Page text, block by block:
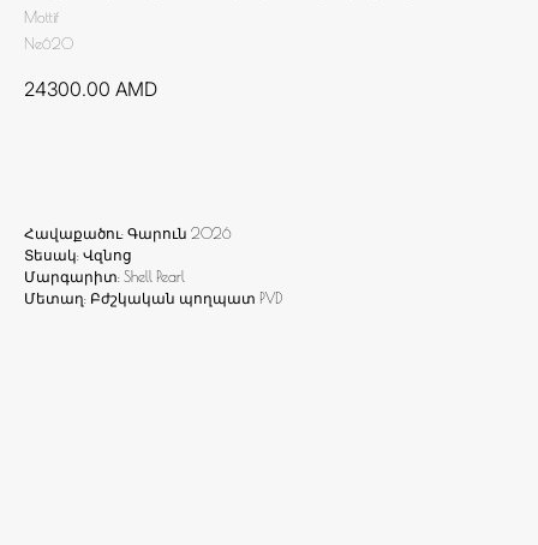
Mottif
Ne620
24300.00 AMD
Հավաքածու: Գարուն 2026
Տեսակ: Վզնոց
Մարգարիտ: Shell Pearl
Մետաղ: Բժշկական պողպատ PVD